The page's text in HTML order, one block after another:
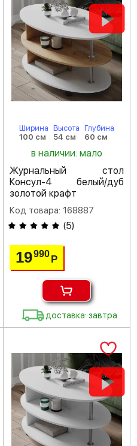
Ширина
100 см
Высота
54 см
Глубина
60 см
в наличии: мало
Журнальный стол
Консул-4 белый/дуб
золотой крафт
Код товара: 168887
(5)
19990 Р
доставка: завтра